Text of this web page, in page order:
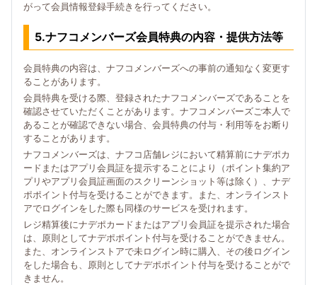
がって会員情報登録手続きを行ってください。
5.ナフコメンバーズ会員特典の内容・提供方法等
会員特典の内容は、ナフコメンバーズへの事前の通知なく変更す
ることがあります。
会員特典を受ける際、登録されたナフコメンバーズであることを
確認させていただくことがあります。ナフコメンバーズご本人で
あることが確認できない場合、会員特典の付与・利用等をお断り
することがあります。
ナフコメンバーズは、ナフコ店舗レジにおいて精算前にナデポカ
ードまたはアプリ会員証を提示することにより（ポイント集約ア
プリやアプリ会員証画面のスクリーンショット等は除く）、ナデ
ポポイント付与を受けることができます。また、オンラインスト
アでログインをした際も同様のサービスを受けれます。
レジ精算後にナデポカードまたはアプリ会員証を提示された場合
は、原則としてナデポポイント付与を受けることができません。
また、オンラインストアで未ログイン時に購入、その後ログイン
をした場合も、原則としてナデポポイント付与を受けることがで
きません。